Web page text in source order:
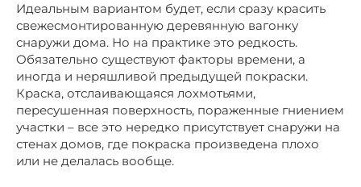
Идеальным вариантом будет, если сразу красить
свежесмонтированную деревянную вагонку
снаружи дома. Но на практике это редкость.
Обязательно существуют факторы времени, а
иногда и неряшливой предыдущей покраски.
Краска, отслаивающаяся лохмотьями,
пересушенная поверхность, пораженные гниением
участки – все это нередко присутствует снаружи на
стенах домов, где покраска произведена плохо
или не делалась вообще.